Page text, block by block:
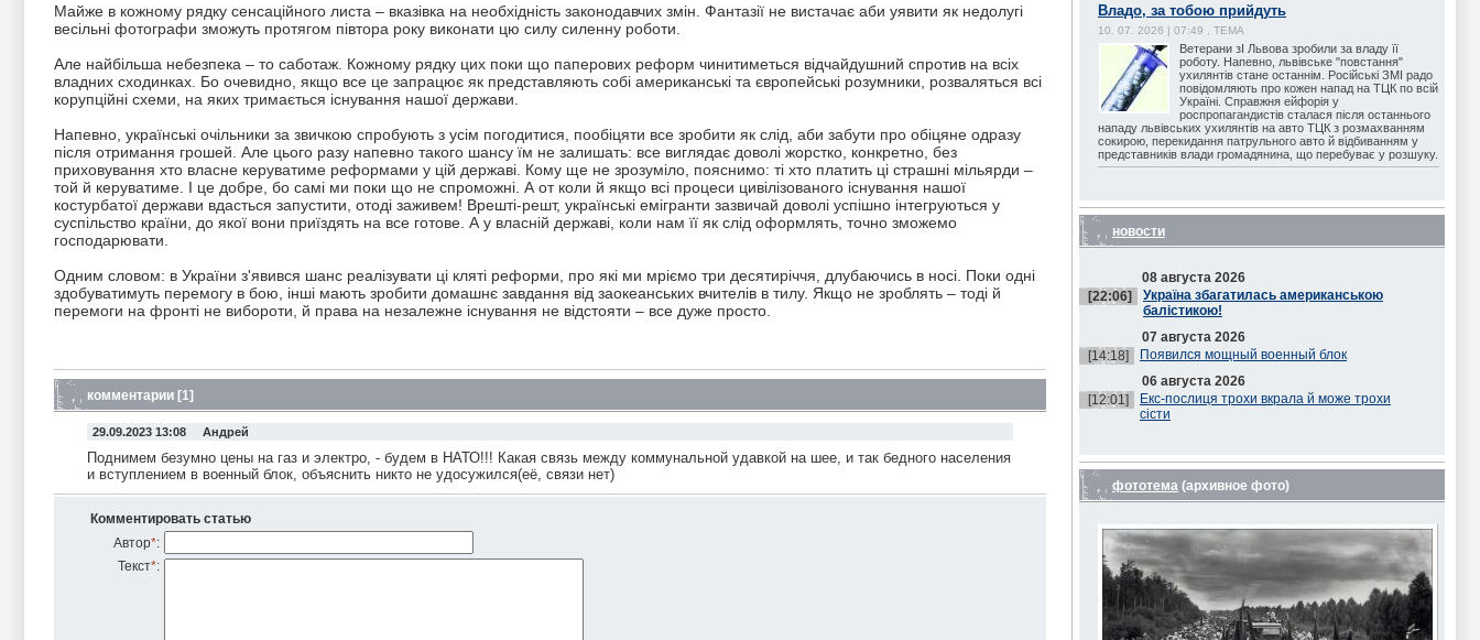
Майже в кожному рядку сенсаційного листа – вказівка на необхідність законодавчих змін. Фантазії не вистачає аби уявити як недолугі
весільні фотографи зможуть протягом півтора року виконати цю силу силенну роботи.
Але найбільша небезпека – то саботаж. Кожному рядку цих поки що паперових реформ чинитиметься відчайдушний спротив на всіх
владних сходинках. Бо очевидно, якщо все це запрацює як представляють собі американські та європейські розумники, розваляться всі
корупційні схеми, на яких тримається існування нашої держави.
Напевно, українські очільники за звичкою спробують з усім погодитися, пообіцяти все зробити як слід, аби забути про обіцяне одразу
після отримання грошей. Але цього разу напевно такого шансу їм не залишать: все виглядає доволі жорстко, конкретно, без
приховування хто власне керуватиме реформами у цій державі. Кому ще не зрозуміло, пояснимо: ті хто платить ці страшні мільярди –
той й керуватиме. І це добре, бо самі ми поки що не спроможні. А от коли й якщо всі процеси цивілізованого існування нашої
костурбатої держави вдасться запустити, отоді заживем! Врешті-решт, українські емігранти зазвичай доволі успішно інтегруються у
суспільство країни, до якої вони приїздять на все готове. А у власній державі, коли нам її як слід оформлять, точно зможемо
господарювати.
Одним словом: в України з'явився шанс реалізувати ці кляті реформи, про які ми мріємо три десятиріччя, длубаючись в носі. Поки одні
здобуватимуть перемогу в бою, інші мають зробити домашнє завдання від заокеанських вчителів в тилу. Якщо не зроблять – тоді й
перемоги на фронті не вибороти, й права на незалежне існування не відстояти – все дуже просто.
комментарии [1]
29.09.2023 13:08 Андрей
Поднимем безумно цены на газ и электро, - будем в НАТО!!! Какая связь между коммунальной удавкой на шее, и так бедного населения
и вступлением в военный блок, объяснить никто не удосужился(её, связи нет)
Комментировать статью
Автор*:
Текст*:
Владо, за тобою прийдуть
10. 07. 2026 | 07:49 , ТЕМА
Ветерани зІ Львова зробили за владу її
роботу. Напевно, львівське "повстання"
ухилянтів стане останнім. Російські ЗМІ радо
повідомляють про кожен напад на ТЦК по всій
Україні. Справжня ейфорія у
роспропагандистів сталася після останнього
нападу львівських ухилянтів на авто ТЦК з розмахванням
сокирою, перекидання патрульного авто й відбиванням у
представників влади громадянина, що перебуває у розшуку.
новости
08 августа 2026
[22:06]
Україна збагатилась американською
балістикою!
07 августа 2026
[14:18]
Появился мощный военный блок
06 августа 2026
[12:01]
Екс-послиця трохи вкрала й може трохи
сісти
фототема (архивное фото)